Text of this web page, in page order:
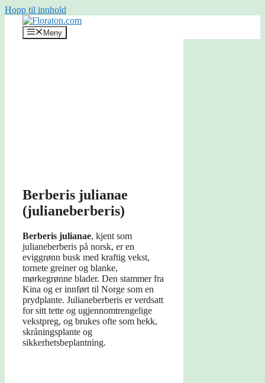
Hopp til innhold
Meny
Berberis julianae
(julianeberberis)
Berberis julianae, kjent som
julianeberberis på norsk, er en
eviggrønn busk med kraftig vekst,
tornete greiner og blanke,
mørkegrønne blader. Den stammer fra
Kina og er innført til Norge som en
prydplante. Julianeberberis er verdsatt
for sitt tette og ugjennomtrengelige
vekstpreg, og brukes ofte som hekk,
skråningsplante og
sikkerhetsbeplantning.